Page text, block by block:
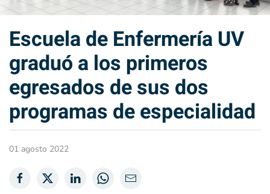
Escuela de Enfermería UV
graduó a los primeros
egresados de sus dos
programas de especialidad
01 agosto 2022